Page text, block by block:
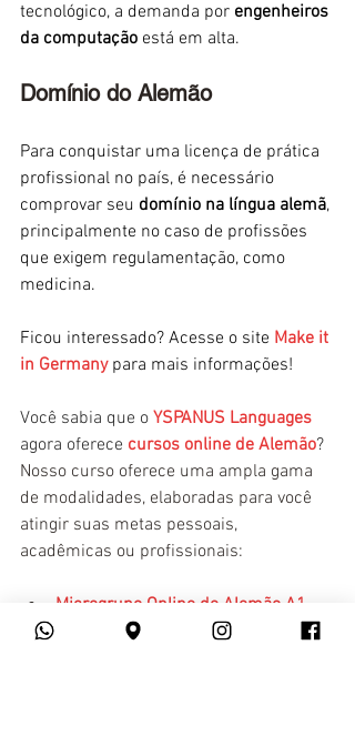
tecnológico, a demanda por engenheiros
da computação está em alta.
Domínio do Alemão
Para conquistar uma licença de prática
profissional no país, é necessário
comprovar seu domínio na língua alemã,
principalmente no caso de profissões
que exigem regulamentação, como
medicina.
Ficou interessado? Acesse o site Make it
in Germany para mais informações!
Você sabia que o YSPANUS Languages
agora oferece cursos online de Alemão?
Nosso curso oferece uma ampla gama
de modalidades, elaboradas para você
atingir suas metas pessoais,
acadêmicas ou profissionais:
Microgrupo Online de Alemão A1